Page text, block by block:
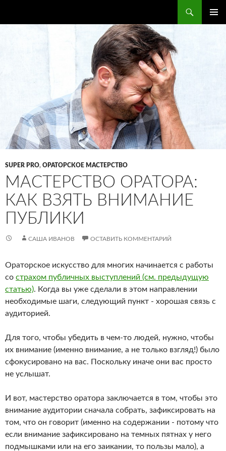
SUPER PRO, ОРАТОРСКОЕ МАСТЕРСТВО
МАСТЕРСТВО ОРАТОРА:
КАК ВЗЯТЬ ВНИМАНИЕ
ПУБЛИКИ
САША ИВАНОВ ОСТАВИТЬ КОММЕНТАРИЙ
Ораторское искусство для многих начинается с работы
со страхом публичных выступлений (см. предыдущую
статью). Когда вы уже сделали в этом направлении
необходимые шаги, следующий пункт - хорошая связь с
аудиторией.
Для того, чтобы убедить в чем-то людей, нужно, чтобы
их внимание (именно внимание, а не только взгляд!) было
сфокусировано на вас. Поскольку иначе они вас просто
не услышат.
И вот, мастерство оратора заключается в том, чтобы это
внимание аудитории сначала собрать, зафиксировать на
том, что он говорит (именно на содержании - потому что
если внимание зафиксировано на темных пятнах у него
подмышками или на его заикании, то пользы мало), а